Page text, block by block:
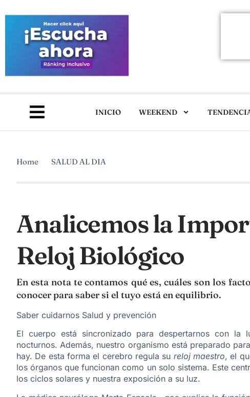
INICIO WEEKEND
Home SALUD AL DIA
Analicemos la
Reloj Biológico
En esta nota te contamos qué es, cuáles son los
conocer para saber si el tuyo está en equilibrio.
Saber cuidarnos Salud y prevención
El cuerpo está sincronizado para despertarnos con la
nocturnos. Además, nuestro organismo está preparado
hay. De esta forma el cerebro regula su reloj maestro, el
los órganos que funcionan como un solo sistema. Este
los ciclos solares y nuestra exposición a su luz.